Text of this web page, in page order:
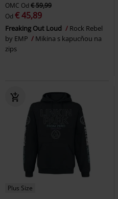
OMC Od € 59,99
Od € 45,89
Freaking Out Loud
Rock Rebel
by EMP
Mikina s kapucňou na
zips
Plus Size